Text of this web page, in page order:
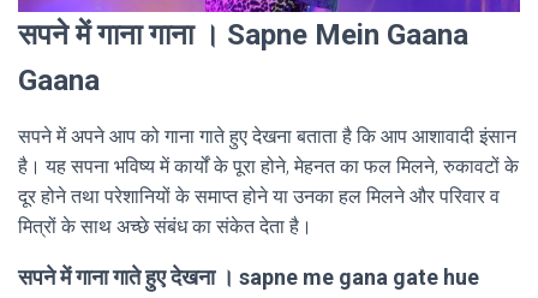
सपने में गाना गाना । Sapne Mein Gaana
Gaana
सपने में अपने आप को गाना गाते हुए देखना बताता है कि आप आशावादी इंसान
है। य‍ह सपना भविष्य में कार्यों के पूरा होने, मेहनत का फल मिलने, रुकावटों के
दूर होने तथा परेशानियों के समाप्त होने या उनका हल मिलने और परिवार व
मित्रों के साथ अच्छे संबंध का संकेत देता है।
सपने में गाना गाते हुए देखना । sapne me gana gate hue